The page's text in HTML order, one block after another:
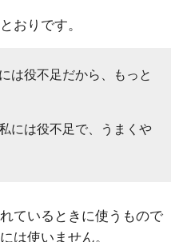
おりです。
は役不足だから、もっと
には役不足で、うまくや
ているときに使うもので
は使いません。